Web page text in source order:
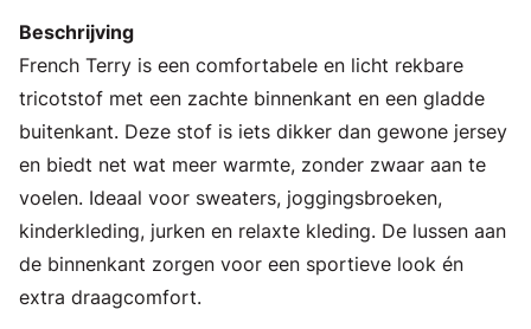
Beschrijving
French Terry is een comfortabele en licht rekbare
tricotstof met een zachte binnenkant en een gladde
buitenkant. Deze stof is iets dikker dan gewone jersey
en biedt net wat meer warmte, zonder zwaar aan te
voelen. Ideaal voor sweaters, joggingsbroeken,
kinderkleding, jurken en relaxte kleding. De lussen aan
de binnenkant zorgen voor een sportieve look én
extra draagcomfort.